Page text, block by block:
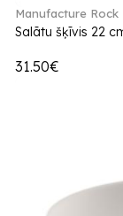
Manufacture
Salātu šķīvis 22
31.50€